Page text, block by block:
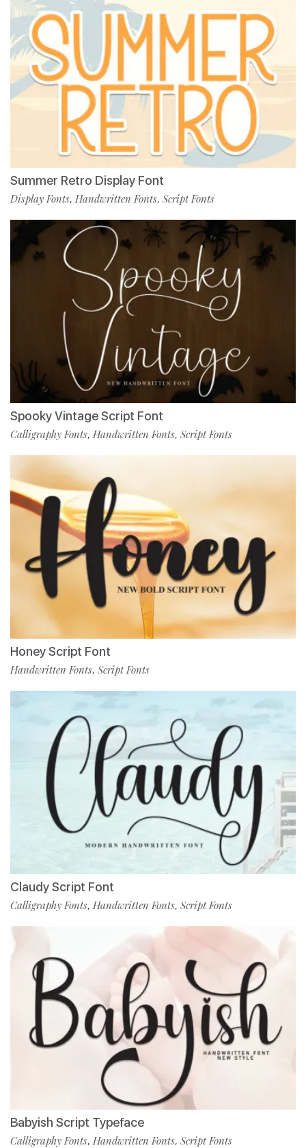
Summer Retro Display Font
Display Fonts, Handwritten Fonts, Script Fonts
Spooky Vintage Script Font
Calligraphy Fonts, Handwritten Fonts, Script Fonts
Honey Script Font
Handwritten Fonts, Script Fonts
Claudy Script Font
Calligraphy Fonts, Handwritten Fonts, Script Fonts
Babyish Script Typeface
Calligraphy Fonts, Handwritten Fonts, Script Fonts